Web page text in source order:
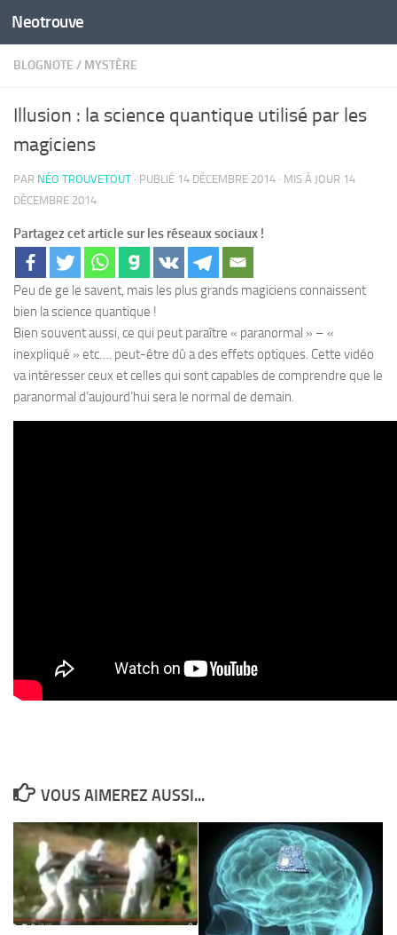
Skip to content
Neotrouve
BLOGNOTE / MYSTÈRE
Illusion : la science quantique utilisé par les
magiciens
PAR NÉO TROUVETOUT · PUBLIÉ 14 DÉCEMBRE 2014 · MIS À JOUR 14
DÉCEMBRE 2014
Partagez cet article sur les réseaux sociaux !
Peu de ge le savent, mais les plus grands magiciens connaissent
bien la science quantique !
Bien souvent aussi, ce qui peut paraître « paranormal » – «
inexpliqué » etc…. peut-être dû a des effets optiques. Cette vidéo
va intéresser ceux et celles qui sont capables de comprendre que le
paranormal d’aujourd’hui sera le normal de demain.
VOUS AIMEREZ AUSSI...